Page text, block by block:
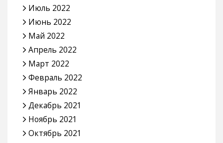
Июль 2022
Июнь 2022
Май 2022
Апрель 2022
Март 2022
Февраль 2022
Январь 2022
Декабрь 2021
Ноябрь 2021
Октябрь 2021